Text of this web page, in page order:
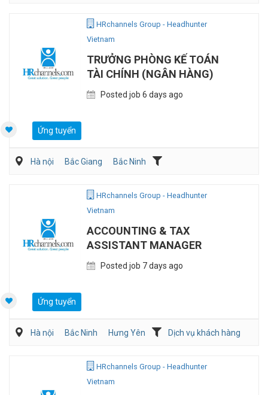
HRchannels Group - Headhunter
Vietnam
TRƯỞNG PHÒNG KẾ TOÁN
TÀI CHÍNH (NGÂN HÀNG)
Posted job 6 days ago
Ứng tuyển
Hà nội Bắc Giang
Bắc Ninh
HRchannels Group - Headhunter
Vietnam
ACCOUNTING & TAX
ASSISTANT MANAGER
Posted job 7 days ago
Ứng tuyển
Hà nội Bắc Ninh Hưng Yên
Dịch vụ khách hàng
HRchannels Group - Headhunter
Vietnam